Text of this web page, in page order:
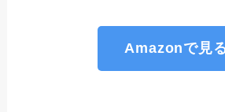
Amazonで見